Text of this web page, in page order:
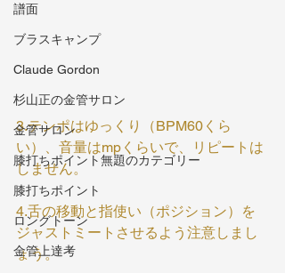
譜面
ブラスキャンプ
Claude Gordon
杉山正の金管サロン
金管サロン
膝打ちポイント無題のカテゴリー
膝打ちポイント
ロングトーン
金管上達考
3.テンポはゆっくり（BPM60くら
い）、音量はmpくらいで、リピートは
しません。
4.舌の移動と指使い（ポジション）を
ジャストミートさせるよう注意しまし
ょう。